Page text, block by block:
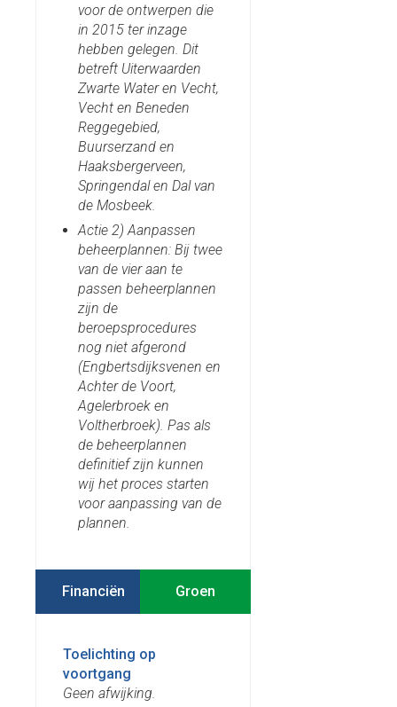
voor de ontwerpen die
in 2015 ter inzage
hebben gelegen. Dit
betreft Uiterwaarden
Zwarte Water en Vecht,
Vecht en Beneden
Reggegebied,
Buurserzand en
Haaksbergerveen,
Springendal en Dal van
de Mosbeek.
Actie 2) Aanpassen
beheerplannen: Bij twee
van de vier aan te
passen beheerplannen
zijn de
beroepsprocedures
nog niet afgerond
(Engbertsdijksvenen en
Achter de Voort,
Agelerbroek en
Voltherbroek). Pas als
de beheerplannen
definitief zijn kunnen
wij het proces starten
voor aanpassing van de
plannen.
Financiën
Toelichting op
voortgang
Geen afwijking.